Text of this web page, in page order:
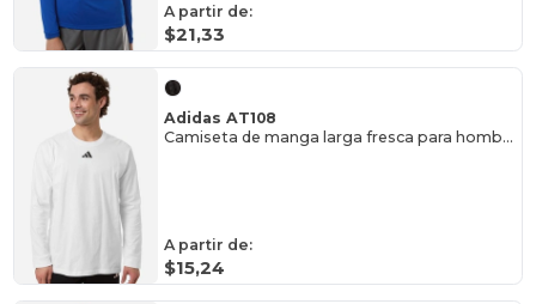
A partir de:
$21,33
Adidas AT108
Camiseta de manga larga fresca para hombre
A partir de:
$15,24